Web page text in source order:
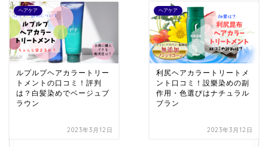
ヘアケア
ルプルプヘアカラートリー
トメントの口コミ！評判
は？白髪染めでベージュブ
ラウン
2023年3月12日
ヘアケア
利尻ヘアカラートリートメ
ント口コミ！設樂染めの副
作用・色選びはナチュラル
ブラン
2023年3月12日